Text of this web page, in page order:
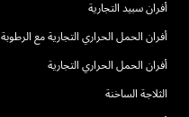
أفران سبيد التجارية
أفران الحمل الحراري التجارية مع الرطوبة
أفران الحمل الحراري التجارية
الثلاجة الساخنة